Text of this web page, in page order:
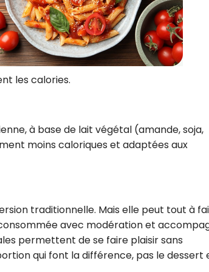
les calories.
à base de lait végétal (amande, soja,
moins caloriques et adaptées aux
traditionnelle. Mais elle peut tout à
avec modération et
permettent de se faire plaisir sans
qui font la différence, pas le dessert